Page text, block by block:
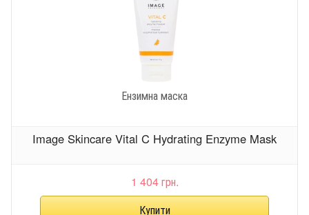
Ензимна маска
Image Skincare Vital C Hydrating Enzyme Mask
1 404 грн.